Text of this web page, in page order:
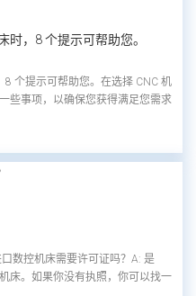
时，8 个提示可帮助您。
个提示可帮助您。在选择 CNC 机
些事项，以确保您获得满足您需求
...
数控机床需要许可证吗？A: 是
床。如果你没有执照，你可以找一